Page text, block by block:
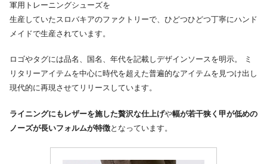
軍用トレーニングシューズを
生産していたスロバキアのファクトリーで、ひどつひどつ丁寧にハンド
メイドで生産されています。
ロゴやタグには品名、国名、年代を記載しデザインソースを明示。 ミ
リタリーアイテムを中心に時代を超えた普遍的なアイテムを見つけ出し
現代的に再現させてリリースしています。
ライニングにもレザーを施した贅沢な仕上げや幅が若干狭く甲が低めの
ノーズが長いフォルムが特徴となっています。